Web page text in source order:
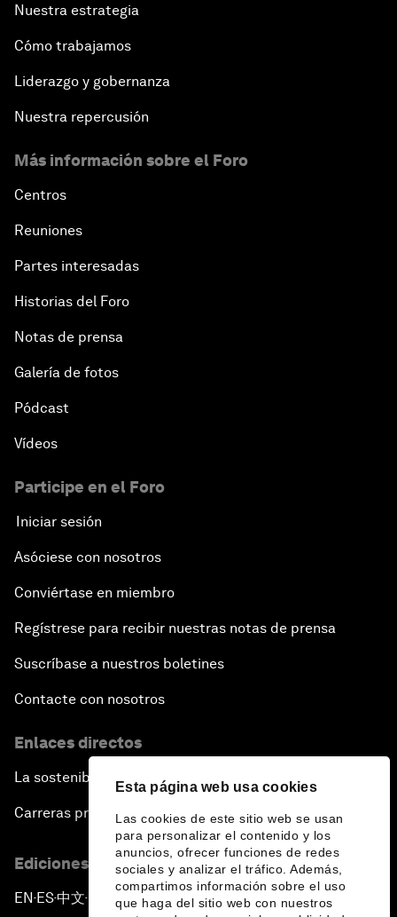
Esta página web usa cookies
Las cookies de este sitio web se usan
para personalizar el contenido y los
anuncios, ofrecer funciones de redes
sociales y analizar el tráfico. Además,
compartimos información sobre el uso
que haga del sitio web con nuestros
Nuestra estrategia
Cómo trabajamos
Liderazgo y gobernanza
Nuestra repercusión
Más información sobre el Foro
Centros
Reuniones
Partes interesadas
Historias del Foro
Notas de prensa
Galería de fotos
Pódcast
Vídeos
Participe en el Foro
Iniciar sesión
Asóciese con nosotros
Conviértase en miembro
Regístrese para recibir nuestras notas de prensa
Suscríbase a nuestros boletines
Contacte con nosotros
Enlaces directos
La sostenibilidad en el Foro
Carreras profesionales
Ediciones en otros idiomas
EN ▪ES▪中文▪ 日本語